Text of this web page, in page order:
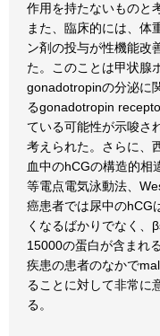
作用を持たないものと
また、臨床的には、体
ン剤の投与が性機能改
た。このことは甲状腺
gonadotropinの分泌に
るgonadotropin
ている可能性が示唆さ
考えられた。さらに、
血中のhCGの構造的相
等電点電気泳動法、
癌患者では尿中のhCG
くなるばかりでなく、
15000の蛋白が含まれ
疾患の患者のなかで
ることに対して非常に
る。